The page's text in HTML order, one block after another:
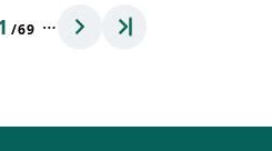
/69 …